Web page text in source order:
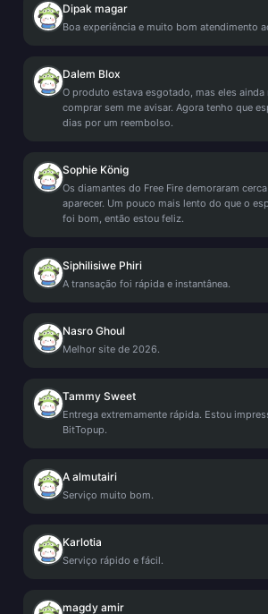
Dipak magar
Boa experiência e muito bom atendimento
Dalem Blox
O produto estava esgotado, mas eles ainda
comprar sem me avisar. Agora tenho que
dias por um reembolso.
Sophie König
Os diamantes do Free Fire demoraram
aparecer. Um pouco mais lento do que o
foi bom, então estou feliz.
Siphilisiwe Phiri
A transação foi rápida e instantânea.
Nasro Ghoul
Melhor site de 2026.
Tammy Sweet
Entrega extremamente rápida. Estou
BitTopup.
A almutairi
Serviço muito bom.
Karlotia
Serviço rápido e fácil.
magdy amir